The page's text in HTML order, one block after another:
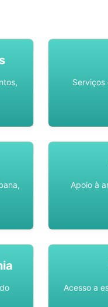
Apoio à
Acesso a